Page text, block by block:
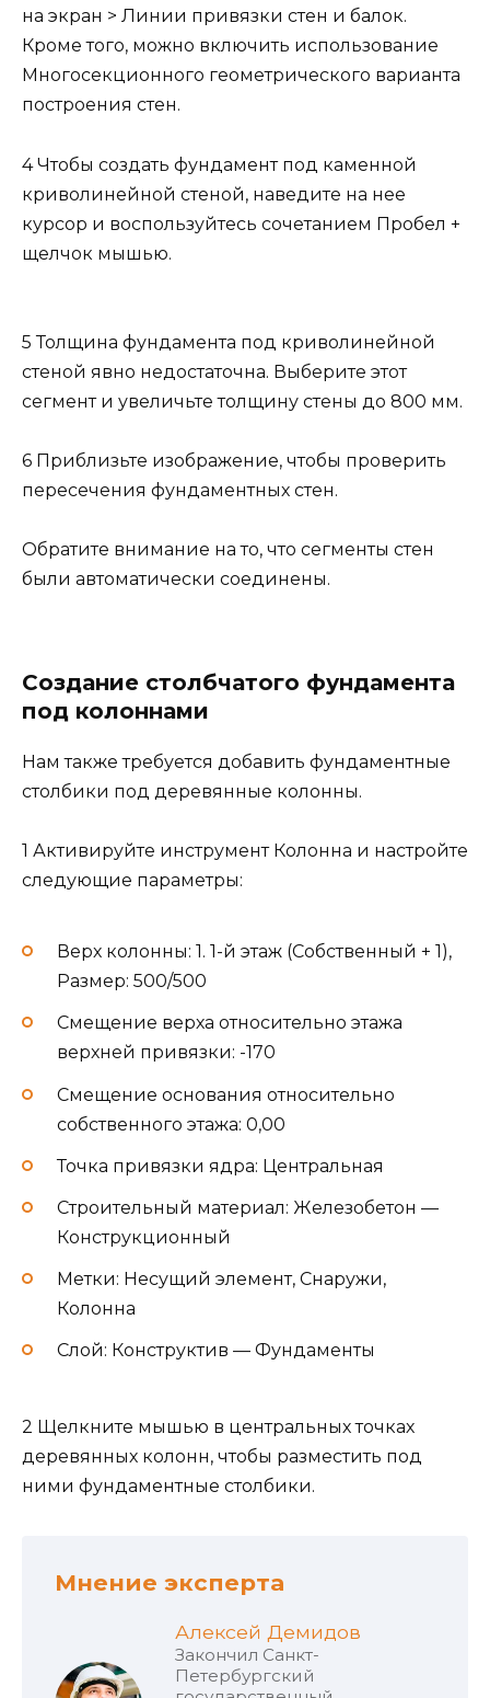
на экран > Линии привязки стен и балок.
Кроме того, можно включить использование
Многосекционного геометрического варианта
построения стен.
4 Чтобы создать фундамент под каменной
криволинейной стеной, наведите на нее
курсор и воспользуйтесь сочетанием Пробел +
щелчок мышью.
5 Толщина фундамента под криволинейной
стеной явно недостаточна. Выберите этот
сегмент и увеличьте толщину стены до 800 мм.
6 Приблизьте изображение, чтобы проверить
пересечения фундаментных стен.
Обратите внимание на то, что сегменты стен
были автоматически соединены.
Создание столбчатого фундамента
под колоннами
Нам также требуется добавить фундаментные
столбики под деревянные колонны.
1 Активируйте инструмент Колонна и настройте
следующие параметры:
Верх колонны: 1. 1-й этаж (Собственный + 1),
Размер: 500/500
Смещение верха относительно этажа
верхней привязки: -170
Смещение основания относительно
собственного этажа: 0,00
Точка привязки ядра: Центральная
Строительный материал: Железобетон —
Конструкционный
Метки: Несущий элемент, Снаружи,
Колонна
Слой: Конструктив — Фундаменты
2 Щелкните мышью в центральных точках
деревянных колонн, чтобы разместить под
ними фундаментные столбики.
Мнение эксперта
Алексей Демидов
Закончил Санкт-
Петербургский